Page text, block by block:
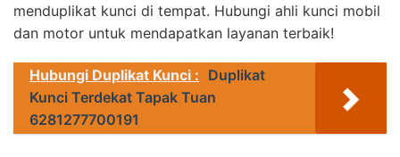
menduplikat kunci di tempat. Hubungi ahli kunci mobil
dan motor untuk mendapatkan layanan terbaik!
Hubungi Duplikat Kunci : Duplikat
Kunci Terdekat Tapak Tuan
6281277700191